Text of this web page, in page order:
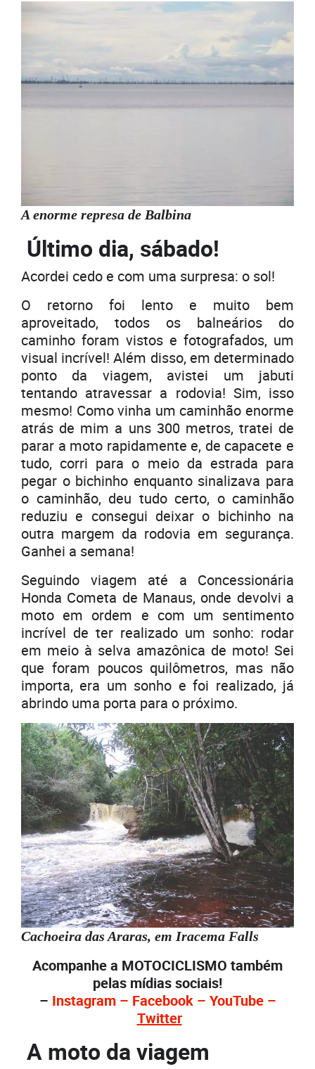
A enorme represa de Balbina
Último dia, sábado!
Acordei cedo e com uma surpresa: o sol!
O retorno foi lento e muito bem
aproveitado, todos os balneários do
caminho foram vistos e fotografados, um
visual incrível! Além disso, em determinado
ponto da viagem, avistei um jabuti
tentando atravessar a rodovia! Sim, isso
mesmo! Como vinha um caminhão enorme
atrás de mim a uns 300 metros, tratei de
parar a moto rapidamente e, de capacete e
tudo, corri para o meio da estrada para
pegar o bichinho enquanto sinalizava para
o caminhão, deu tudo certo, o caminhão
reduziu e consegui deixar o bichinho na
outra margem da rodovia em segurança.
Ganhei a semana!
Seguindo viagem até a Concessionária
Honda Cometa de Manaus, onde devolvi a
moto em ordem e com um sentimento
incrível de ter realizado um sonho: rodar
em meio à selva amazônica de moto! Sei
que foram poucos quilômetros, mas não
importa, era um sonho e foi realizado, já
abrindo uma porta para o próximo.
Cachoeira das Araras, em Iracema Falls
Acompanhe a MOTOCICLISMO também
pelas mídias sociais!
– Instagram – Facebook – YouTube –
Twitter
A moto da viagem